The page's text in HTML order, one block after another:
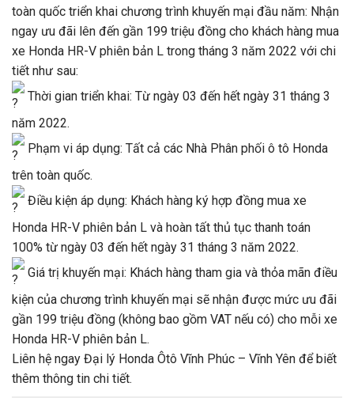
toàn quốc triển khai chương trình khuyến mại đầu năm: Nhận
ngay ưu đãi lên đến gần 199 triệu đồng cho khách hàng mua
xe Honda HR-V phiên bản L trong tháng 3 năm 2022 với chi
tiết như sau:
Thời gian triển khai: Từ ngày 03 đến hết ngày 31 tháng 3
năm 2022.
Phạm vi áp dụng: Tất cả các Nhà Phân phối ô tô Honda
trên toàn quốc.
Điều kiện áp dụng: Khách hàng ký hợp đồng mua xe
Honda HR-V phiên bản L và hoàn tất thủ tục thanh toán
100% từ ngày 03 đến hết ngày 31 tháng 3 năm 2022.
Giá trị khuyến mại: Khách hàng tham gia và thỏa mãn điều
kiện của chương trình khuyến mại sẽ nhận được mức ưu đãi
gần 199 triệu đồng (không bao gồm VAT nếu có) cho mỗi xe
Honda HR-V phiên bản L.
Liên hệ ngay Đại lý Honda Ôtô Vĩnh Phúc – Vĩnh Yên để biết
thêm thông tin chi tiết.